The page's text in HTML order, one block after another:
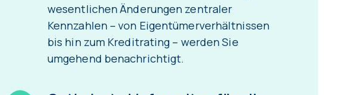
wesentlichen Änderungen zentraler
Kennzahlen – von Eigentümerverhältnissen
bis hin zum Kreditrating – werden Sie
umgehend benachrichtigt.